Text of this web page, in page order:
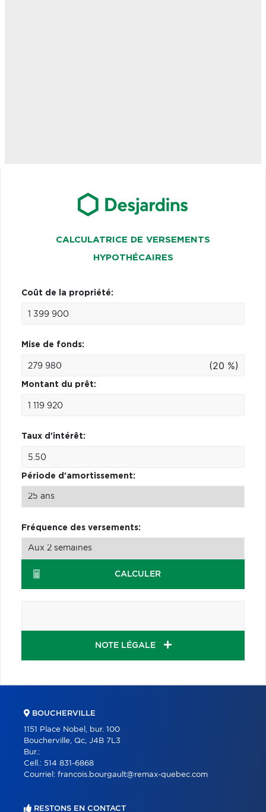
CALCULATRICE DE VERSEMENTS
HYPOTHÉCAIRES
Coût de la propriété:
Mise de fonds:
(20 %)
Montant du prêt:
Taux d'intérêt:
Période d'amortissement:
Fréquence des versements:
CALCULER
NOTE LÉGALE
BOUCHERVILLE
1151 Place Nobel, bur. 100
Boucherville, Qc, J4B 7L3
Bur.:
Cell.: 514 831-6868
Courriel: francois.bourgault@remax-quebec.com
RESTONS EN CONTACT